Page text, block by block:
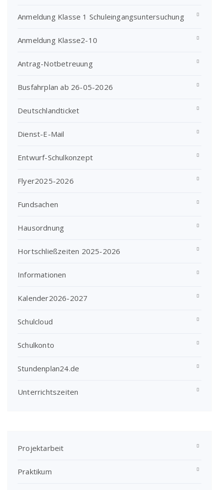
Anmeldung Klasse 1 Schuleingangsuntersuchung
Anmeldung Klasse2-10
Antrag-Notbetreuung
Busfahrplan ab 26-05-2026
Deutschlandticket
Dienst-E-Mail
Entwurf-Schulkonzept
Flyer2025-2026
Fundsachen
Hausordnung
Hortschließzeiten 2025-2026
Informationen
Kalender2026-2027
Schulcloud
Schulkonto
Stundenplan24.de
Unterrichtszeiten
Projektarbeit
Praktikum